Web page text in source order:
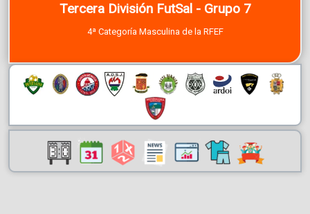
Tercera División FutSal - Grupo 7
4ª Categoría Masculina de la RFEF